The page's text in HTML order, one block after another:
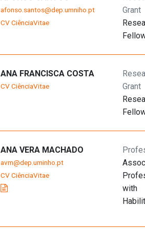
afonso.santos@dep.umniho.pt
CV CiênciaVitae
Grant
ANA FRANCISCA COSTA
CV CiênciaVitae
Grant
ANA VERA MACHADO
avm@dep.uminho.pt
CV CiênciaVitae
with